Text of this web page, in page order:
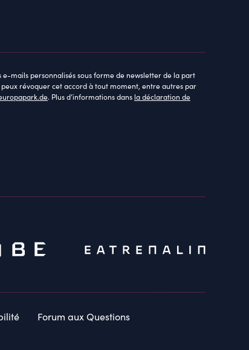
e-mails personnalisés sous forme de newsletter de la part
peux révoquer cet accord à tout moment, entre autres par
. Plus d’informations dans la déclaration de
Forum aux Questions